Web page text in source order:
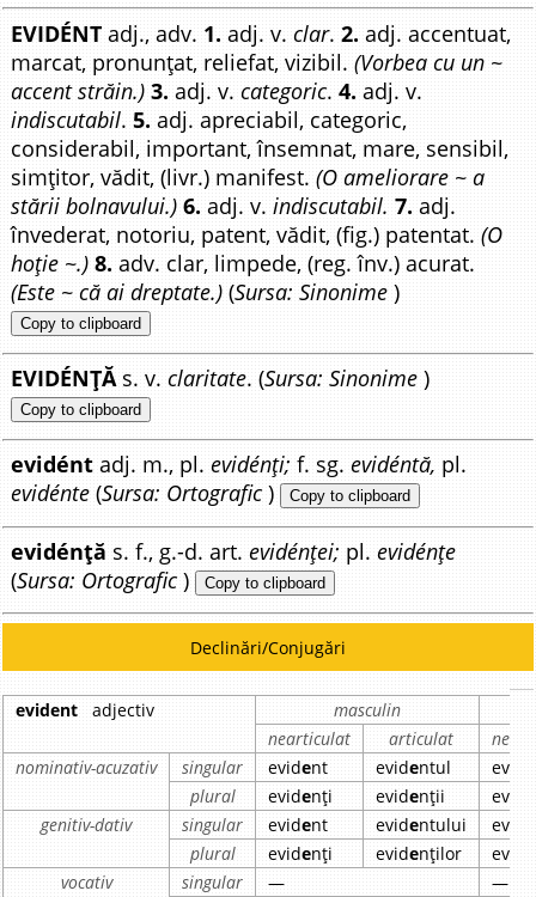
EVIDÉNT adj., adv. 1. adj. v.clar.2. adj. accentuat,
marcat, pronunțat, reliefat, vizibil.(Vorbea cu un ~
accent străin.) 3. adj. v.categoric.4. adj. v.
indiscutabil.5. adj. apreciabil, categoric,
considerabil, important, însemnat, mare, sensibil,
simțitor, vădit, (livr.) manifest.(O ameliorare ~ a
stării bolnavului.) 6. adj. v.indiscutabil. 7. adj.
învederat, notoriu, patent, vădit, (fig.) patentat.(O
hoție ~.) 8. adv. clar, limpede, (reg. înv.) acurat.
(Este ~ că ai dreptate.) (Sursa: Sinonime )
Copy to clipboard
EVIDÉNȚĂs. v.claritate. (Sursa: Sinonime )
Copy to clipboard
evidént adj. m., pl.evidénți; f. sg.evidéntă, pl.
evidénte (Sursa: Ortografic ) Copy to clipboard
evidénță s. f., g.-d. art.evidénței; pl.evidénțe
(Sursa: Ortografic ) Copy to clipboard
Declinări/Conjugări
evident adjectiv
masculin
nearticulat
articulat
nominativ-acuzativ
singular evident evidentul evid
plural
evidenți evidenții evid
genitiv-dativ
singular evident evidentului evid
plural
evidenți evidenților evid
vocativ
singular — —